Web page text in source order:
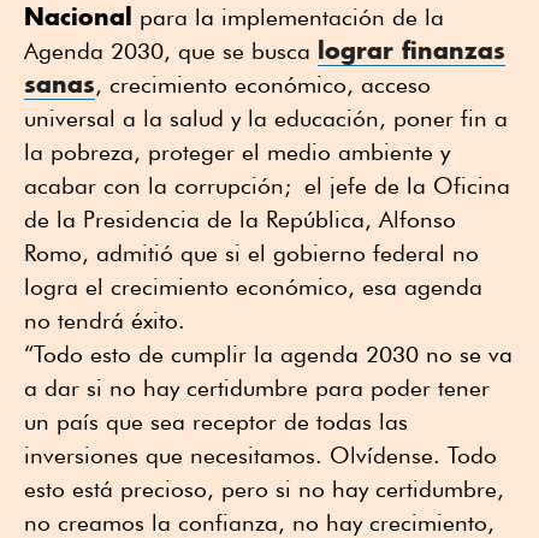
Nacional para la implementación de la
Agenda 2030, que se busca lograr finanzas
sanas, crecimiento económico, acceso
universal a la salud y la educación, poner fin a
la pobreza, proteger el medio ambiente y
acabar con la corrupción; el jefe de la Oficina
de la Presidencia de la República, Alfonso
Romo, admitió que si el gobierno federal no
logra el crecimiento económico, esa agenda
no tendrá éxito.
“Todo esto de cumplir la agenda 2030 no se va
a dar si no hay certidumbre para poder tener
un país que sea receptor de todas las
inversiones que necesitamos. Olvídense. Todo
esto está precioso, pero si no hay certidumbre,
no creamos la confianza, no hay crecimiento,